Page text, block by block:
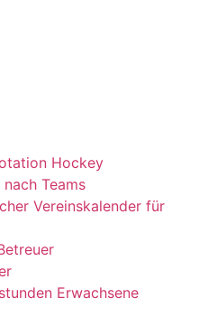
Hockey
Teams
Vereinskalender für
Erwachsene